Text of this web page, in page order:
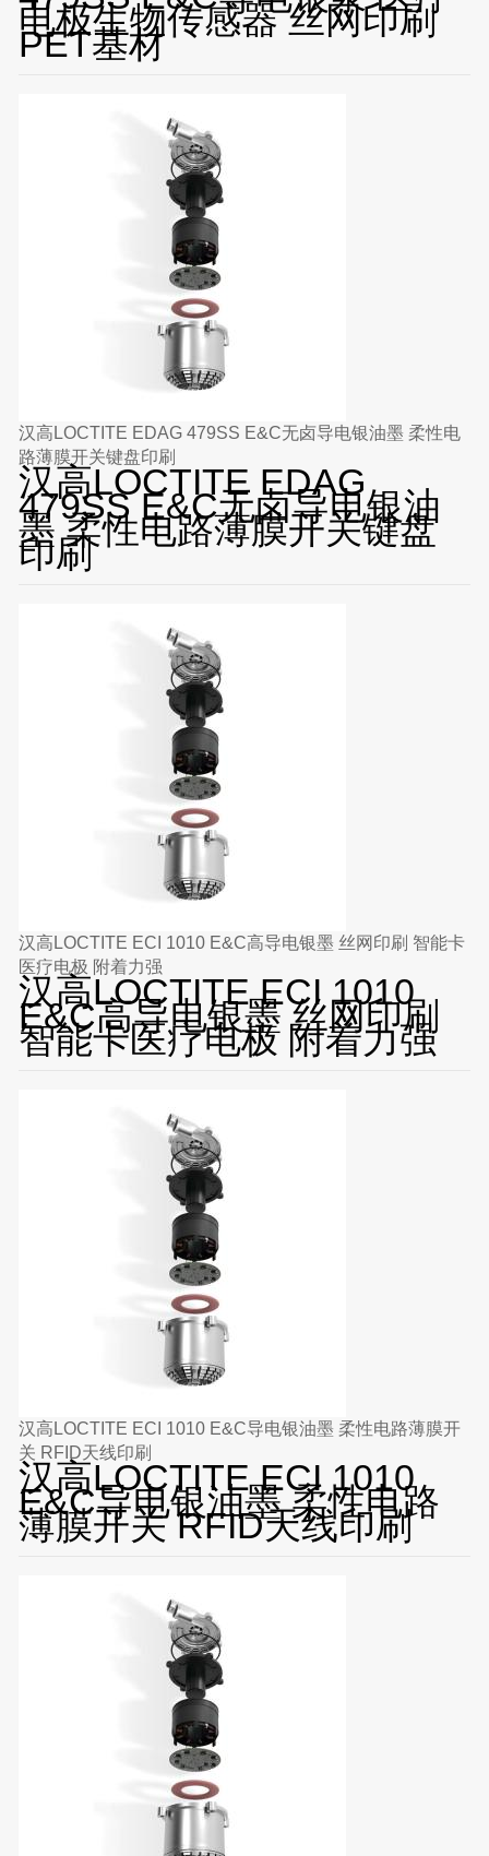
电极生物传感器 丝网印刷
PET基材
汉高LOCTITE EDAG 479SS E&C无卤导电银油墨 柔性电
路薄膜开关键盘印刷
汉高LOCTITE EDAG
479SS E&C无卤导电银油
墨 柔性电路薄膜开关键盘
印刷
汉高LOCTITE ECI 1010 E&C高导电银墨 丝网印刷 智能卡
医疗电极 附着力强
汉高LOCTITE ECI 1010
E&C高导电银墨 丝网印刷
智能卡医疗电极 附着力强
汉高LOCTITE ECI 1010 E&C导电银油墨 柔性电路薄膜开
关 RFID天线印刷
汉高LOCTITE ECI 1010
E&C导电银油墨 柔性电路
薄膜开关 RFID天线印刷